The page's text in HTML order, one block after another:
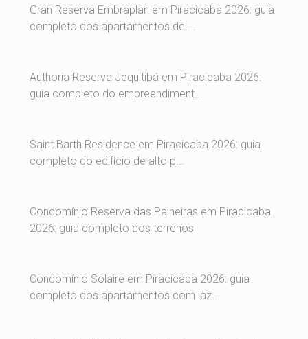
Gran Reserva Embraplan em Piracicaba 2026: guia
completo dos apartamentos de ...
Authoria Reserva Jequitibá em Piracicaba 2026:
guia completo do empreendiment...
Saint Barth Residence em Piracicaba 2026: guia
completo do edifício de alto p...
Condomínio Reserva das Paineiras em Piracicaba
2026: guia completo dos terrenos
Condomínio Solaire em Piracicaba 2026: guia
completo dos apartamentos com laz...